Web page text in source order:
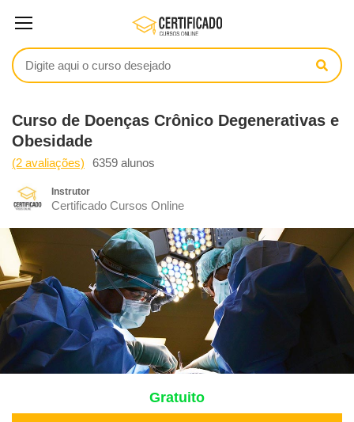
Curso de Doenças Crônico Degenerativas e
Obesidade
(2 avaliações) 6359 alunos
Instrutor
Certificado Cursos Online
Gratuito